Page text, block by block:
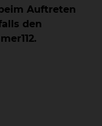
Auftreten
den